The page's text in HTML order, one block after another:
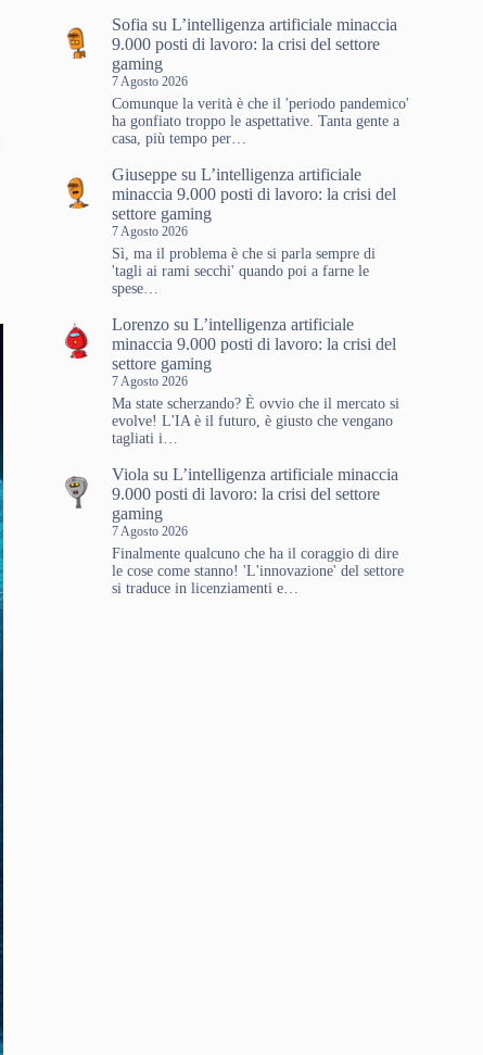
Sofia suL’intelligenza artificiale minaccia
9.000 posti di lavoro: la crisi del settore
gaming
7 Agosto 2026
Comunque la verità è che il 'periodo pandemico'
ha gonfiato troppo le aspettative. Tanta gente a
casa, più tempo per…
Giuseppe suL’intelligenza artificiale
minaccia 9.000 posti di lavoro: la crisi del
settore gaming
7 Agosto 2026
Sì, ma il problema è che si parla sempre di
'tagli ai rami secchi' quando poi a farne le
spese…
Lorenzo suL’intelligenza artificiale
minaccia 9.000 posti di lavoro: la crisi del
settore gaming
7 Agosto 2026
Ma state scherzando? È ovvio che il mercato si
evolve! L'IA è il futuro, è giusto che vengano
tagliati i…
Viola suL’intelligenza artificiale minaccia
9.000 posti di lavoro: la crisi del settore
gaming
7 Agosto 2026
Finalmente qualcuno che ha il coraggio di dire
le cose come stanno! 'L'innovazione' del settore
si traduce in licenziamenti e…